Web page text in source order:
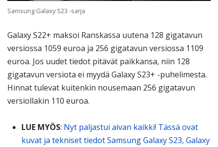
Samsung Galaxy S23 -sarja
Galaxy S22+ maksoi Ranskassa uutena 128 gigatavun
versiossa 1059 euroa ja 256 gigatavun versiossa 1109
euroa. Jos uudet tiedot pitävät paikkansa, niin 128
gigatavun versiota ei myydä Galaxy S23+ -puhelimesta.
Hinnat tulevat kuitenkin nousemaan 256 gigatavun
versiollakin 110 euroa.
LUE MYÖS: Nyt paljastui aivan kaikki! Tässä ovat
kuvat ja tekniset tiedot Samsung Galaxy S23, Galaxy